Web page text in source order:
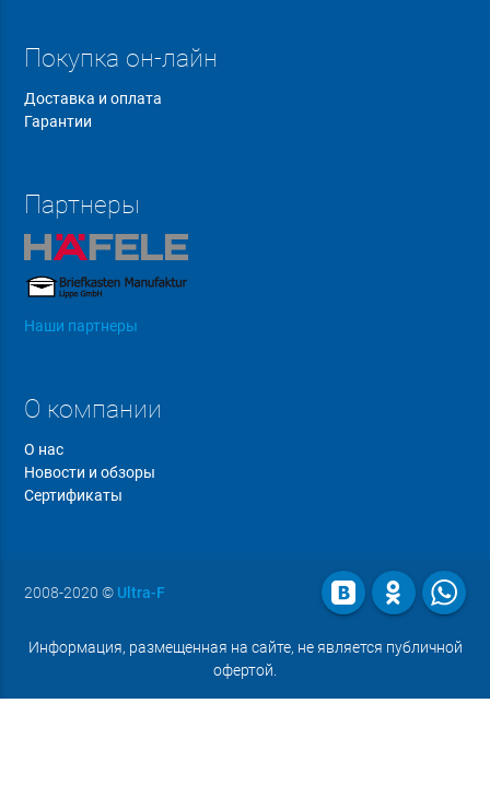
Покупка он-лайн
Доставка и оплата
Гарантии
Партнеры
Наши партнеры
О компании
О нас
Новости и обзоры
Сертификаты
2008-2020 © Ultra-F
Информация, размещенная на сайте, не является публичной
офертой.